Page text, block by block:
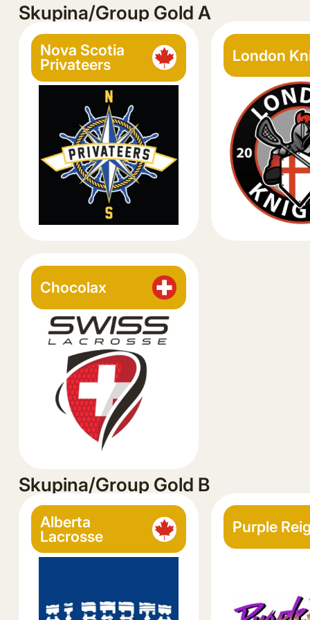
Skupina/Group Gold A
Nova Scotia
Privateers
London
Chocolax
Skupina/Group Gold B
Alberta
Lacrosse
Purple